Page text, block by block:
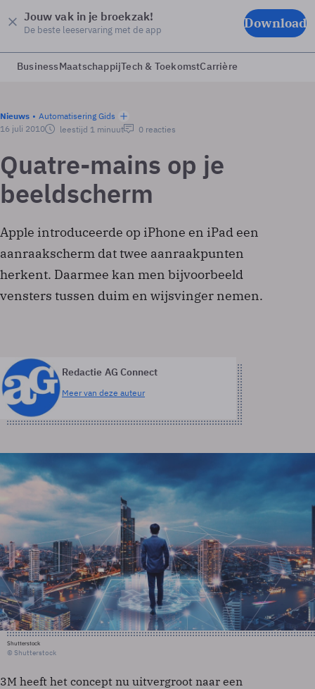
Jouw vak in je broekzak!
De beste leeservaring met de app Download
BusinessMaatschappijTech & ToekomstCarrière
Nieuws
Automatisering Gids
16 juli 2010
leestijd 1 minuut 0 reacties
Quatre-mains op je
beeldscherm
Apple introduceerde op iPhone en iPad een
aanraakscherm dat twee aanraakpunten
herkent. Daarmee kan men bijvoorbeeld
vensters tussen duim en wijsvinger nemen.
Redactie AG Connect
Meer van deze auteur
Shutterstock
© Shutterstock
3M heeft het concept nu uitvergroot naar een